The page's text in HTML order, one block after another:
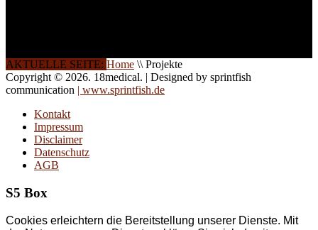
AKTUELLE SEITE: Home \\ Projekte
Copyright © 2026. 18medical. | Designed by sprintfish
communication | www.sprintfish.de
Kontakt
Impressum
Disclaimer
Datenschutz
AGB
S5 Box
Cookies erleichtern die Bereitstellung unserer Dienste. Mit